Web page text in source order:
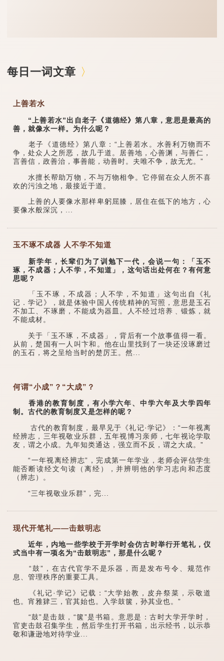
每日一词文章
上善若水
“上善若水”出自老子《道德经》第八章，意思是最高的
善，就像水一样。为什么呢？
老子《道德经》第八章：“上善若水。水善利万物而不
争，处众人之所恶，故几于道。居善地，心善渊，与善仁，
言善信，政善治，事善能，动善时。夫唯不争，故无尤。”
水擅长帮助万物，不与万物相争。它停留在众人所不喜
欢的污浊之地，最接近于道。
上善的人要像水那样卑躬屈膝，居住在低下的地方，心
要像水般深沉，...
玉不琢不成器 人不学不知道
新学年，长辈们为了训勉下一代，会说一句：「玉不
琢，不成器；人不学，不知道」，这句话出处何在？有何意
思呢？
「玉不琢，不成器；人不学，不知道」这句出自《礼
记．学记》，就是体验中国人传统精神的写照，意思是玉石
不加工、不琢磨，不能成为器皿。人不经过培养﹑锻炼，就
不能成材。
关于「玉不琢，不成器」，背后有一个故事值得一看。
从前，楚国有一人叫卞和。他在山里找到了一块还没琢磨过
的玉石，将之呈给当时的楚厉王。然...
何谓“小成”？“大成”？
香港的教育制度，有小学六年、中学六年及大学四年
制。古代的教育制度又是怎样的呢？
古代的教育制度，最早见于《礼记·学记》：“一年视离
经辨志，三年视敬业乐群，五年视博习亲师，七年视论学取
友，谓之小成。九年知类通达，强立而不反，谓之大成。”
“一年视离经辨志”，完成第一年学业，老师会评估学生
能否断读经文句读（离经），并辨明他的学习志向和态度
（辨志）。
“三年视敬业乐群”，完...
现代开笔礼——击鼓明志
近年，内地一些学校于开学时会仿古时举行开笔礼，仪
式当中有一项名为“击鼓明志”，那是什么呢？
“鼓”，在古代官学不是乐器，而是发布号令、规范作
息、管理秩序的重要工具。
《礼记·学记》记载：“大学始教，皮弁祭菜，示敬道
也。宵雅肄三，官其始也。入学鼓箧，孙其业也。”
“鼓”是击鼓，“箧”是书箱。意思是：古时大学开学时，
官吏击鼓召集学生，然后学生打开书箱，出示经书，以示恭
敬和谦逊地对待学业...